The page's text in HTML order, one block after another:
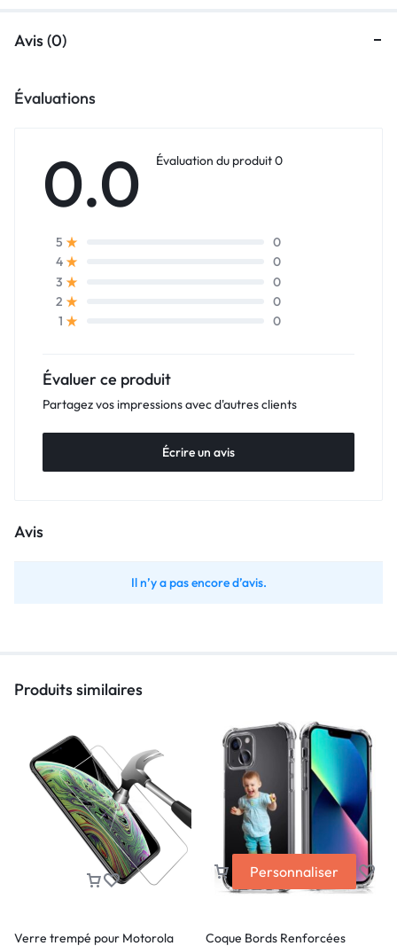
Avis (0)
Évaluations
0.0 Évaluation du produit 0
5
0
4
0
3
0
2
0
1
0
Évaluer ce produit
Partagez vos impressions avec d'autres clients
Écrire un avis
Avis
Il n’y a pas encore d’avis.
Produits similaires
Verre trempé pour Motorola
Personnaliser
Coque Bords Renforcées